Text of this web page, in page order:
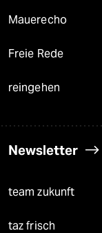
Mauerecho
Freie Rede
reingehen
Newsletter
team zukunft
taz frisch